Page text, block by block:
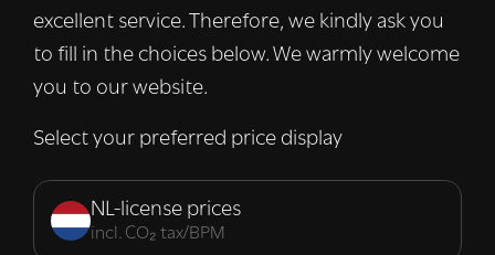
excellent service. Therefore, we kindly ask you
to fill in the choices below. We warmly welcome
you to our website.
Select your preferred price display
NL-license prices
incl. CO₂ tax/BPM
met onze advertentie- en analysepartners,
die deze kunnen combineren met andere
informatie die u aan hen heeft verstrekt of
van hun diensten. Lees verder
Strikt
noodzakelijk
Prestatie Targeting